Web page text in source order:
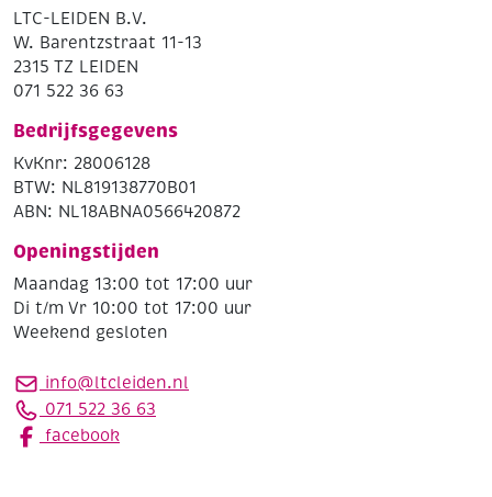
LTC-LEIDEN B.V.
W. Barentzstraat 11-13
2315 TZ LEIDEN
071 522 36 63
Bedrijfsgegevens
KvKnr: 28006128
BTW: NL819138770B01
ABN: NL18ABNA0566420872
Openingstijden
Maandag 13:00 tot 17:00 uur
Di t/m Vr 10:00 tot 17:00 uur
Weekend gesloten
info@ltcleiden.nl
071 522 36 63
facebook